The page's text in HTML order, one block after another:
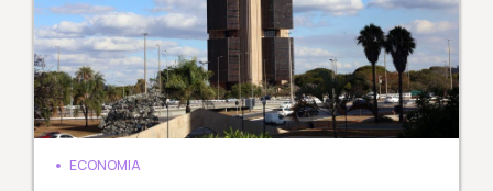
ECONOMIA